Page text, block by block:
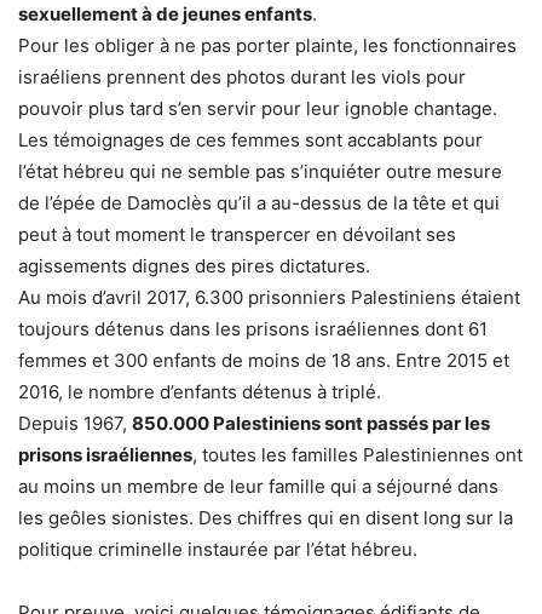
sexuellement à de jeunes enfants.
Pour les obliger à ne pas porter plainte, les fonctionnaires
israéliens prennent des photos durant les viols pour
pouvoir plus tard s’en servir pour leur ignoble chantage.
Les témoignages de ces femmes sont accablants pour
l’état hébreu qui ne semble pas s’inquiéter outre mesure
de l’épée de Damoclès qu’il a au-dessus de la tête et qui
peut à tout moment le transpercer en dévoilant ses
agissements dignes des pires dictatures.
Au mois d’avril 2017, 6.300 prisonniers Palestiniens étaient
toujours détenus dans les prisons israéliennes dont 61
femmes et 300 enfants de moins de 18 ans. Entre 2015 et
2016, le nombre d’enfants détenus à triplé.
Depuis 1967, 850.000 Palestiniens sont passés par les
prisons israéliennes, toutes les familles Palestiniennes ont
au moins un membre de leur famille qui a séjourné dans
les geôles sionistes. Des chiffres qui en disent long sur la
politique criminelle instaurée par l’état hébreu.